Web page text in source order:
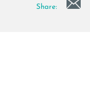
Share: